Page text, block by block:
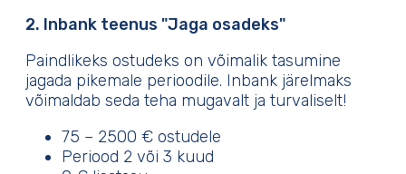
2. Inbank teenus "Jaga osadeks"
Paindlikeks ostudeks on võimalik tasumine
jagada pikemale perioodile. Inbank järelmaks
võimaldab seda teha mugavalt ja turvaliselt!
75 – 2500 € ostudele
Periood 2 või 3 kuud